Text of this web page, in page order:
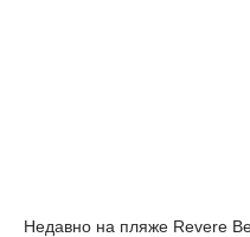
Недавно на пляже Revere